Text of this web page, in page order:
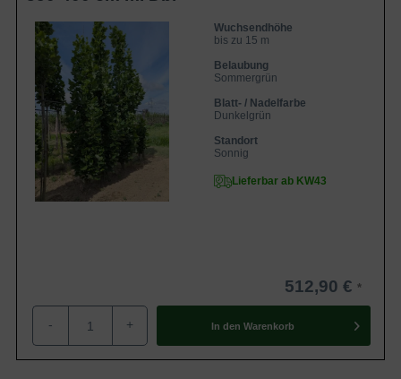
Wuchsendhöhe
bis zu 15 m
Belaubung
Sommergrün
Blatt- / Nadelfarbe
Dunkelgrün
Standort
Sonnig
Lieferbar ab KW43
512,90 €
- + In den Warenkorb